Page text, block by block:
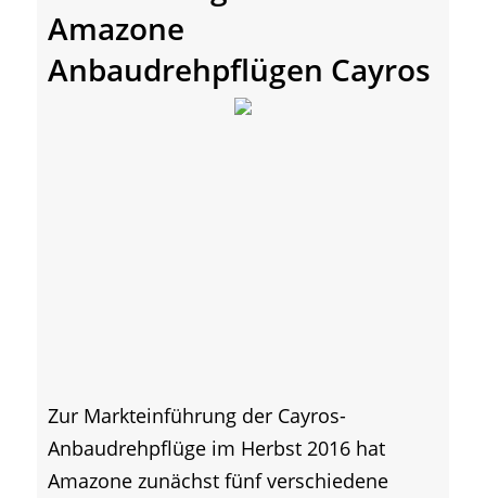
Amazone
Anbaudrehpflügen Cayros
Zur Markteinführung der Cayros-
Anbaudrehpflüge im Herbst 2016 hat
Amazone zunächst fünf verschiedene